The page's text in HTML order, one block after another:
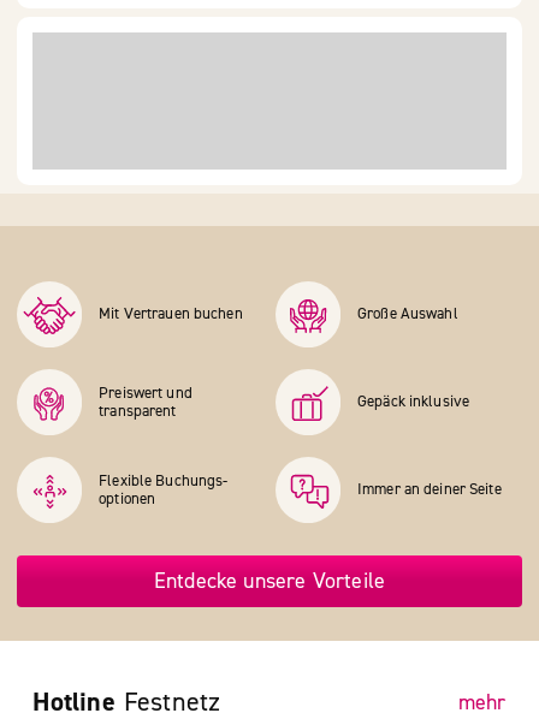
Mit Vertrauen buchen Große Auswahl
Preiswert und
transparent
Gepäck inklusive
Flexible Buchungs­
optionen
Immer an deiner Seite
Entdecke unsere Vorteile
Hotline Festnetz mehr